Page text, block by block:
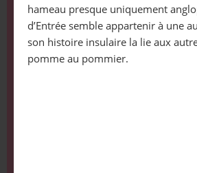
hameau presque uniquement
d’Entrée semble appartenir à une
son histoire insulaire la lie aux
pomme au pommier.